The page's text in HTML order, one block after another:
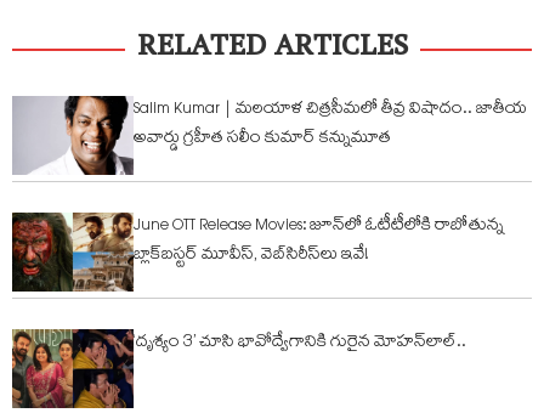
RELATED ARTICLES
Salim Kumar | మలయాళ చిత్రసీమలో తీవ్ర విషాదం.. జాతీయ
అవార్డు గ్రహీత సలీం కుమార్ కన్నుమూత
June OTT Release Movies: జూన్‌లో ఓటీటీలోకి రాబోతున్న
బ్లాక్‌బస్టర్ మూవీస్, వెబ్‌సిరీస్‌లు ఇవే!
‘దృశ్యం 3’ చూసి భావోద్వేగానికి గురైన మోహన్‌లాల్..